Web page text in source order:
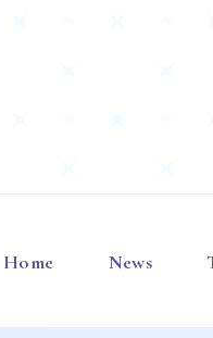
Home News